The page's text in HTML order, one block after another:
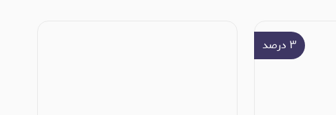
۳ درصد